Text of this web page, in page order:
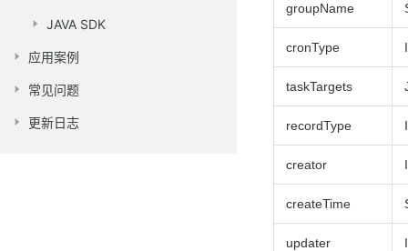
JAVA SDK
应用案例
常见问题
更新日志
groupName
cronType
taskTargets
recordType
creator
createTime
updater